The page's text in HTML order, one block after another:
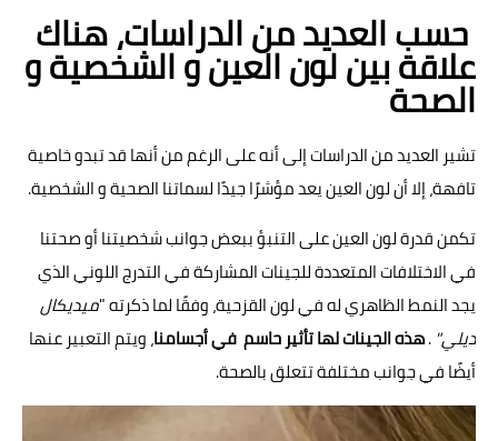
الحياة الصحية
طب و صحة
تغذية
علاقات
العلاقات
حياة جنسية
حسب العديد من الدراسات، هناك
علاقة بين لون العين و الشخصية و
الصحة
تشير العديد من الدراسات إلى أنه على الرغم من أنها قد تبدو خاصية
تافهة، إلا أن لون العين يعد مؤشرًا جيدًا لسماتنا الصحية و الشخصية.
تكمن قدرة لون العين على التنبؤ ببعض جوانب شخصيتنا أو صحتنا
في الاختلافات المتعددة للجينات المشاركة في التدرج اللوني الذي
يجد النمط الظاهري له في لون القزحية، وفقًا لما ذكرته "ميديكال
ديلي" .هذه الجينات لها تأثير حاسم في أجسامنا، ويتم التعبير عنها
أيضًا في جوانب مختلفة تتعلق بالصحة.